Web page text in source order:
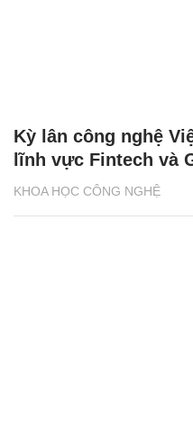
KHOA HỌC CÔNG NGHỆ
Kỳ lân công nghệ
lĩnh vực Fintech và